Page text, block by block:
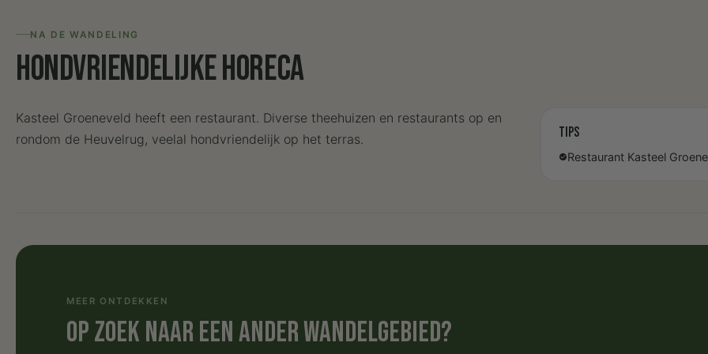
NA DE WANDELING
Hondvriendelijke horeca
Kasteel Groeneveld heeft een restaurant. Diverse theehuizen en restaurants op en
rondom de Heuvelrug, veelal hondvriendelijk op het terras.
Tips
check_circleRestaurant Kasteel
MEER ONTDEKKEN
Op zoek naar een ander wandelgebied?